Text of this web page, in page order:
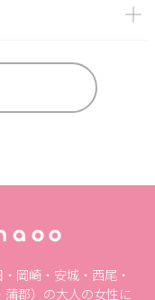
岡崎・安城・西尾・
郡）の大人の女性に